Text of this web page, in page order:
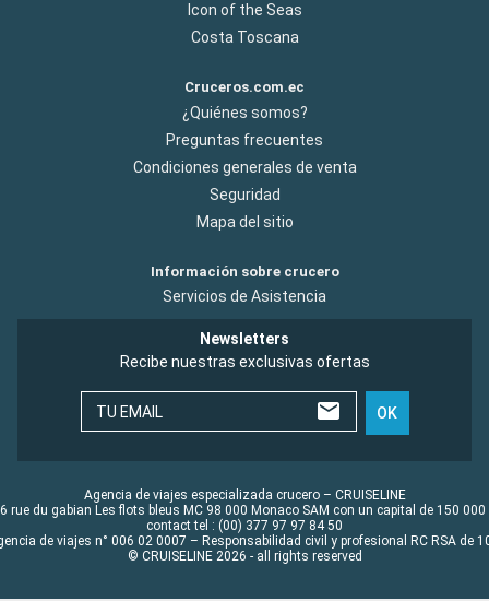
Icon of the Seas
Costa Toscana
Cruceros.com.ec
¿Quiénes somos?
Preguntas frecuentes
Condiciones generales de venta
Seguridad
Mapa del sitio
Información sobre crucero
Servicios de Asistencia
Newsletters
Recibe nuestras exclusivas ofertas
TU EMAIL OK
Agencia de viajes especializada crucero – CRUISELINE
rue du gabian Les flots bleus MC 98 000 Monaco SAM con un capital de 150 000
contact tel : (00) 377 97 97 84 50
de viajes n° 006 02 0007 – Responsabilidad civil y profesional RC RSA de
© CRUISELINE 2026 - all rights reserved